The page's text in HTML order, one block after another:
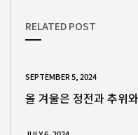
RELATED POST
SEPTEMBER 5, 2024
올 겨울은 정전과 추위